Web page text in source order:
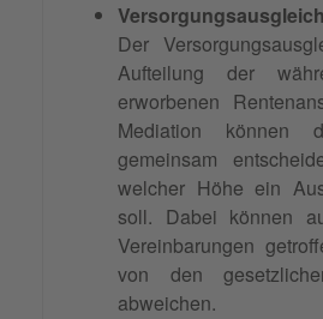
Versorgungsausgleich
Der
Aufteilung der
erworbenen
Mediation können
gemeinsam
welcher Höhe ein
soll. Dabei können
Vereinbarungen
von den
abweichen.